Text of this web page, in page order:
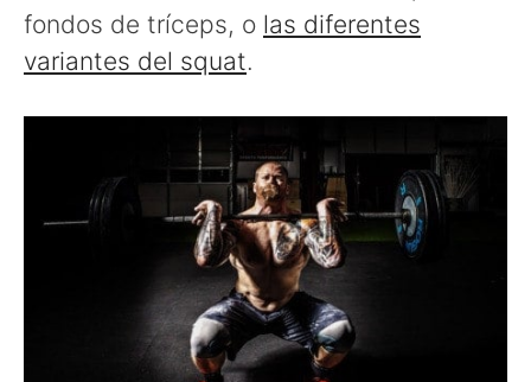
fondos de tríceps, o las diferentes
variantes del squat.